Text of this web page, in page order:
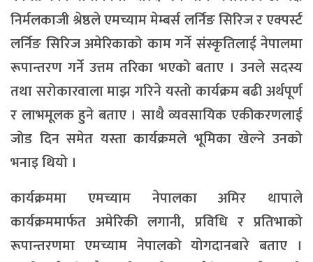
निर्मलकाजी श्रेष्ठले एमच्याम मेम्बर्स लर्निङ सिरिज र एक्पर्स्ट
लर्निङ सिरिज अमेरिकाको काम गर्ने संस्कृतिलाई नेपालमा
रूपान्तरण गर्ने उत्तम तरिका भएको बताए । उनले सदस्य
तथा सरोकारवाला माझ गरिने यस्तो कार्यक्रम बढी अर्थपूर्ण
र लाभमूलक हुने बताए । साथै व्यवसायिक एकीकरणलाई
जोड दिन समेत यस्ता कार्यक्रमले भूमिका खेल्ने उनको
भनाइ थियो ।
कार्यक्रममा एमच्याम नेपालका अमिर थापाले
कार्यक्रममार्फत अमेरिकी लगानी, प्रविधि र प्रतिभाको
रूपान्तरणमा एमच्याम नेपालको योगदानबारे बताए ।